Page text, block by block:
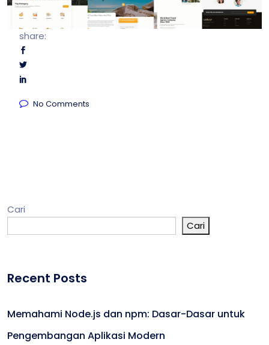
share:
No Comments
Cari
Cari
Recent Posts
Memahami Node.js dan npm: Dasar-Dasar untuk
Pengembangan Aplikasi Modern